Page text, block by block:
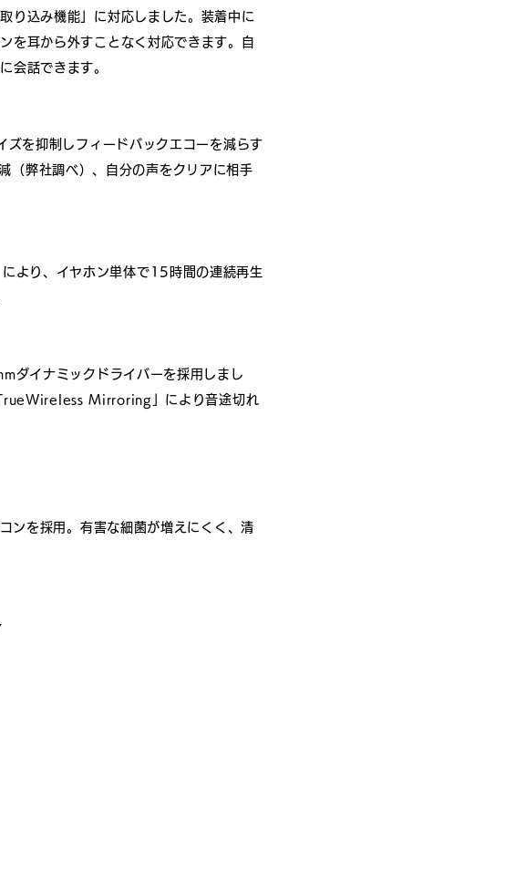
り込み機能」に対応しました。装着中に
を耳から外すことなく対応できます。自
会話できます。
を抑制しフィードバックエコーを減らす
弊社調べ）、自分の声をクリアに相手
より、イヤホン単体で15時間の連続再生
ダイナミックドライバーを採用しまし
Mirroring」により音途切れ
ンを採用。有害な細菌が増えにくく、清